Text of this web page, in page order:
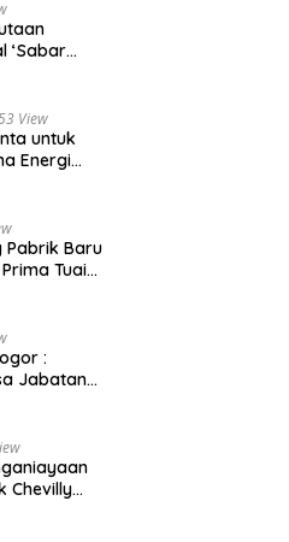
‘Sabar
View
untuk
Energi
Pabrik Baru
Tuai
:
Jabatan
Chevilly